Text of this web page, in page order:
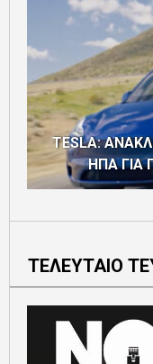
TESLA:
ΗΠΑ
ΤΕΛΕΥΤΑΙΟ